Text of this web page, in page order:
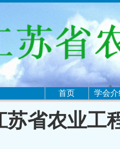
首页 学会
苏省农业工